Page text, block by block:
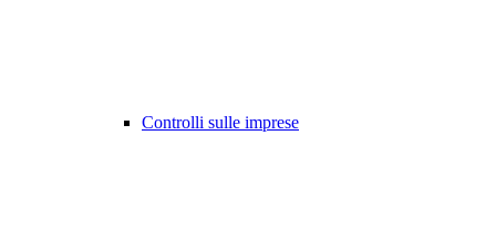
Controlli sulle imprese